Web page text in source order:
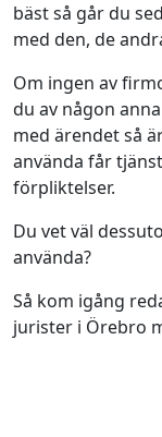
bäst så går du
med den, de
Om ingen av
du av någon
med ärendet så
använda får
förpliktelser.
Du vet väl
använda?
Så kom igång
jurister i Örebro